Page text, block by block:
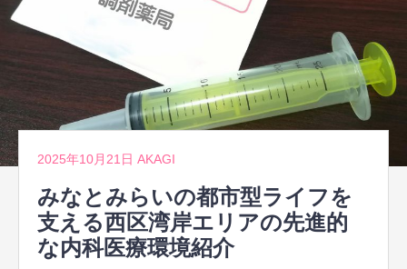
ス
2025年10月21日 AKAGI
みなとみらいの都市型ライフを
支える西区湾岸エリアの先進的
な内科医療環境紹介